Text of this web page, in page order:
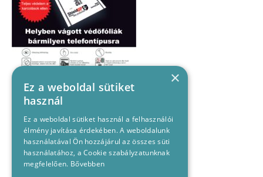
×
Ez a weboldal sütiket
használ
Ez a weboldal sütiket használ a felhasználói
élmény javítása érdekében. A weboldalunk
használatával Ön hozzájárul az összes süti
használatához, a Cookie szabályzatunknak
megfelelően. Bővebben